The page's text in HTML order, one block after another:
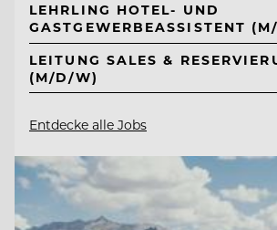
LEHRLING HOTEL- UND
GASTGEWERBEASSISTENT
LEITUNG SALES &
(M/D/W)
Entdecke alle Jobs